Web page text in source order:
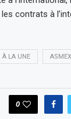
les contrats à
À LA UNE ASMEX
0